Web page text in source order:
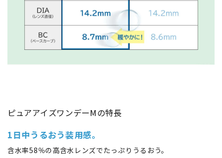
ピュアアイズワンデーMの特長
1日中うるおう装用感。
含水率58％の高含水レンズでたっぷりうるおう。